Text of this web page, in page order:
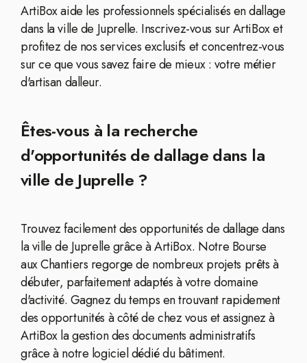
ArtiBox aide les professionnels spécialisés en dallage
dans la ville de Juprelle. Inscrivez-vous sur ArtiBox et
profitez de nos services exclusifs et concentrez-vous
sur ce que vous savez faire de mieux : votre métier
d'artisan dalleur.
Êtes-vous à la recherche
d'opportunités de dallage dans la
ville de Juprelle ?
Trouvez facilement des opportunités de dallage dans
la ville de Juprelle grâce à ArtiBox. Notre Bourse
aux Chantiers regorge de nombreux projets prêts à
débuter, parfaitement adaptés à votre domaine
d'activité. Gagnez du temps en trouvant rapidement
des opportunités à côté de chez vous et assignez à
ArtiBox la gestion des documents administratifs
grâce à notre logiciel dédié du bâtiment.